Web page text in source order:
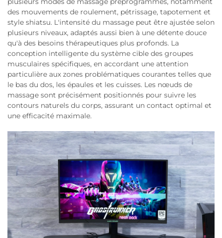
des mouvements de roulement, pétrissage, tapotement et
style shiatsu. L'intensité du massage peut être ajustée selon
plusieurs niveaux, adaptés aussi bien à une détente douce
qu'à des besoins thérapeutiques plus profonds. La
conception intelligente du système cible des groupes
musculaires spécifiques, en accordant une attention
particulière aux zones problématiques courantes telles que
le bas du dos, les épaules et les cuisses. Les nœuds de
massage sont précisément positionnés pour suivre les
contours naturels du corps, assurant un contact optimal et
une efficacité maximale.